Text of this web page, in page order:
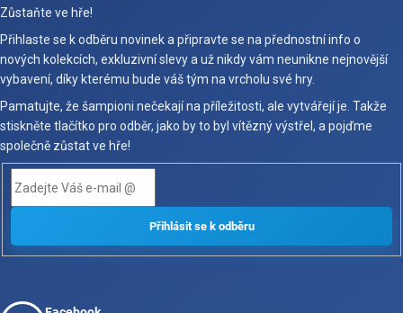
Zůstaňte ve hře!
Přihlaste se k odběru novinek a připravte se na přednostní info o
nových kolekcích, exkluzivní slevy a už nikdy vám neunikne nejnovější
vybavení, díky kterému bude váš tým na vrcholu své hry.
Pamatujte, že šampioni nečekají na příležitosti, ale vytvářejí je. Takže
stiskněte tlačítko pro odběr, jako by to byl vítězný výstřel, a pojďme
společně zůstat ve hře!